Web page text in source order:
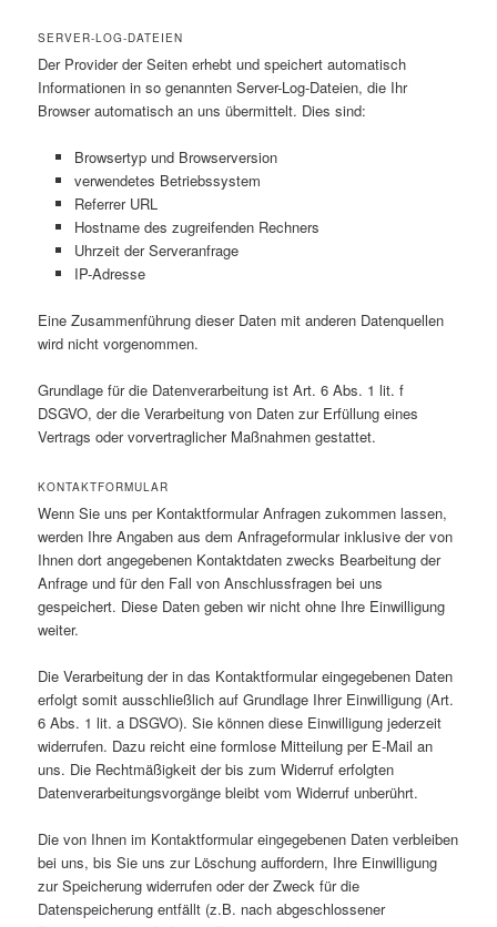
SERVER-LOG-DATEIEN
Der Provider der Seiten erhebt und speichert automatisch
Informationen in so genannten Server-Log-Dateien, die Ihr
Browser automatisch an uns übermittelt. Dies sind:
Browsertyp und Browserversion
verwendetes Betriebssystem
Referrer URL
Hostname des zugreifenden Rechners
Uhrzeit der Serveranfrage
IP-Adresse
Eine Zusammenführung dieser Daten mit anderen Datenquellen
wird nicht vorgenommen.
Grundlage für die Datenverarbeitung ist Art. 6 Abs. 1 lit. f
DSGVO, der die Verarbeitung von Daten zur Erfüllung eines
Vertrags oder vorvertraglicher Maßnahmen gestattet.
KONTAKTFORMULAR
Wenn Sie uns per Kontaktformular Anfragen zukommen lassen,
werden Ihre Angaben aus dem Anfrageformular inklusive der von
Ihnen dort angegebenen Kontaktdaten zwecks Bearbeitung der
Anfrage und für den Fall von Anschlussfragen bei uns
gespeichert. Diese Daten geben wir nicht ohne Ihre Einwilligung
weiter.
Die Verarbeitung der in das Kontaktformular eingegebenen Daten
erfolgt somit ausschließlich auf Grundlage Ihrer Einwilligung (Art.
6 Abs. 1 lit. a DSGVO). Sie können diese Einwilligung jederzeit
widerrufen. Dazu reicht eine formlose Mitteilung per E-Mail an
uns. Die Rechtmäßigkeit der bis zum Widerruf erfolgten
Datenverarbeitungsvorgänge bleibt vom Widerruf unberührt.
Die von Ihnen im Kontaktformular eingegebenen Daten verbleiben
bei uns, bis Sie uns zur Löschung auffordern, Ihre Einwilligung
zur Speicherung widerrufen oder der Zweck für die
Datenspeicherung entfällt (z.B. nach abgeschlossener